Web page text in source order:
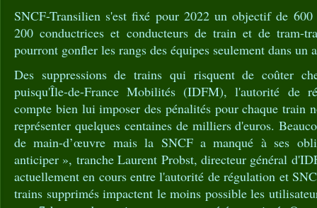
SNCF-Transilien s'est fixé pour 2022 un objectif de 600
200 conductrices et conducteurs de train et de tram-
pourront gonfler les rangs des équipes seulement dans un
Des suppressions de trains qui risquent de coûter
puisqu'Île-de-France Mobilités (IDFM), l'autorité de
compte bien lui imposer des pénalités pour chaque train
représenter quelques centaines de milliers d'euros.
de main-d’œuvre mais la SNCF a manqué à ses
anticiper », tranche Laurent Probst, directeur général
actuellement en cours entre l'autorité de régulation et
trains supprimés impactent le moins possible les